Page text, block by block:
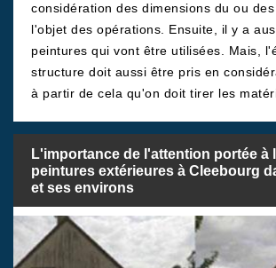
considération des dimensions du ou
l'objet des opérations. Ensuite, il y a
peintures qui vont être utilisées. Mais,
structure doit aussi être pris en
à partir de cela qu'on doit tirer les
L'importance de l'attention portée à
peintures extérieures à Cleebourg
et ses environs